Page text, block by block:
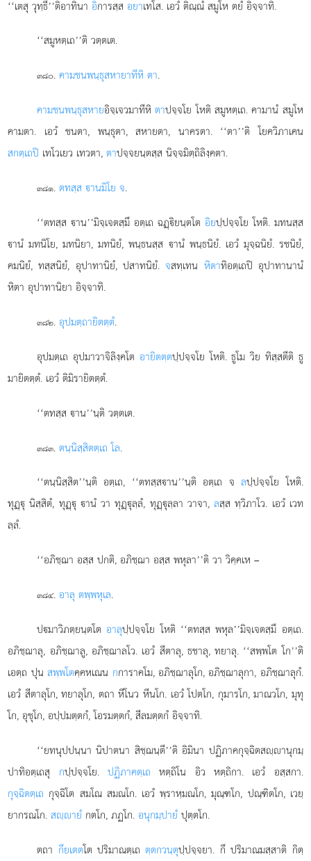
‘‘เตสุ วุทฺธี’’ติอาทินาอิการสฺสอยาเทโส. เอวํ ติณฺณํ สมูโห ตยํ อิจฺจาทิ.
‘‘สมูหตฺเถ’’ติ วตฺตเต.
๓๘๐.คามชนพนฺธุสหายาทีหิ ตา.
คามชนพนฺธุสหายอิจฺเจวมาทีหิตาปจฺจโย โหติ สมูหตฺเถ. คามานํ สมูโห
คามตา. เอวํ ชนตา, พนฺธุตา, สหายตา, นาครตา. ‘‘ตา’’ติ โยควิภาเคน
สกตฺเถปิ เทโวเยว เทวตา,ตาปจฺจยนฺตสฺส นิจฺจมิตฺถิลิงฺคตา.
๓๘๑.ตทสฺส านมิโย จ.
‘‘ตทสฺส าน’’มิจฺเจตสฺมึ อตฺเถ ฉฏฺิยนฺตโต อิยปฺปจฺจโย โหติ. มทนสฺส
านํ มทนิโย, มทนิยา, มทนิยํ, พนฺธนสฺส านํ พนฺธนิยํ. เอวํ มุจฺฉนิยํ. รชนิยํ,
คมนิยํ, ทสฺสนิยํ, อุปาทานิยํ, ปสาทนิยํ.จสทฺเทน หิตาทิอตฺเถปิ อุปาทานานํ
หิตา อุปาทานิยา อิจฺจาทิ.
๓๘๒.อุปมตฺถายิตตฺตํ.
อุปมตฺเถ อุปมาวาจิลิงฺคโต อายิตตฺตปฺปจฺจโย โหติ. ธูโม วิย ทิสฺสตีติ ธู
มายิตตฺตํ. เอวํ ติมิรายิตตฺตํ.
‘‘ตทสฺส าน’’นฺติ วตฺตเต.
๓๘๓.ตนฺนิสฺสิตตฺเถ โล.
‘‘ตนฺนิสฺสิต’’นฺติ อตฺเถ, ‘‘ตทสฺสาน’’นฺติ อตฺเถ จลปฺปจฺจโย โหติ.
ทุฏฺุ นิสฺสิตํ, ทุฏฺุ านํ วา ทุฏฺุลฺลํ, ทุฏฺุลฺลา วาจา,ลสฺส ทฺวิภาโว. เอวํ เวท
ลฺลํ.
‘‘อภิชฺฌาอสฺส ปกติ, อภิชฺฌา อสฺส พหุลา’’ติ วา วิคฺคเห –
๓๘๔.อาลุ ตพฺพหุเล.
ปมาวิภตฺยนฺตโตอาลุปฺปจฺจโย โหติ ‘‘ตทสฺส พหุล’’มิจฺเจตสฺมึ อตฺเถ.
อภิชฺฌาลุ, อภิชฺฌาลู, อภิชฺฌาลโว. เอวํ สีตาลุ, ธชาลุ, ทยาลุ. ‘‘สพฺพโต โก’’ติ
เอตฺถ ปุนสพฺพโตคฺคหเณน กการาคโม, อภิชฺฌาลุโก, อภิชฺฌาลุกา, อภิชฺฌาลุกํ.
เอวํ สีตาลุโก, ทยาลุโก, ตถา หีโนว หีนโก. เอวํ โปตโก, กุมารโก, มาณวโก, มุทุ
โก, อุชุโก, อปฺปมตฺตกํ, โอรมตฺตกํ, สีลมตฺตกํ อิจฺจาทิ.
‘‘ยทนุปปนฺนา นิปาตนา สิชฺฌนฺตี’’ติ อิมินา ปฏิภาคกุจฺฉิตสฺานุกมฺ
ปาทิอตฺเถสุ กปฺปจฺจโย. ปฏิภาคตฺเถ หตฺถิโน อิว หตฺถิกา. เอวํ อสฺสกา.
กุจฺฉิตตฺเถ กุจฺฉิโต สมโณ สมณโก. เอวํ พฺราหฺมณโก, มุณฺฑโก, ปณฺฑิตโก, เวยฺ
ยากรณโก.สฺายํ กตโก, ภฏโก.อนุกมฺปายํ ปุตฺตโก.
ตถา กึยเตตโต ปริมาณตฺเถตฺตกวนฺตุปฺปจฺจยา. กึ ปริมาณมสฺสาติ กิตฺ